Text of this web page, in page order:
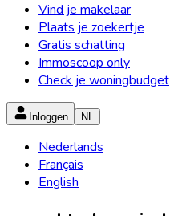
Vind je makelaar
Plaats je zoekertje
Gratis schatting
Immoscoop only
Check je woningbudget
Inloggen NL
Nederlands
Français
English